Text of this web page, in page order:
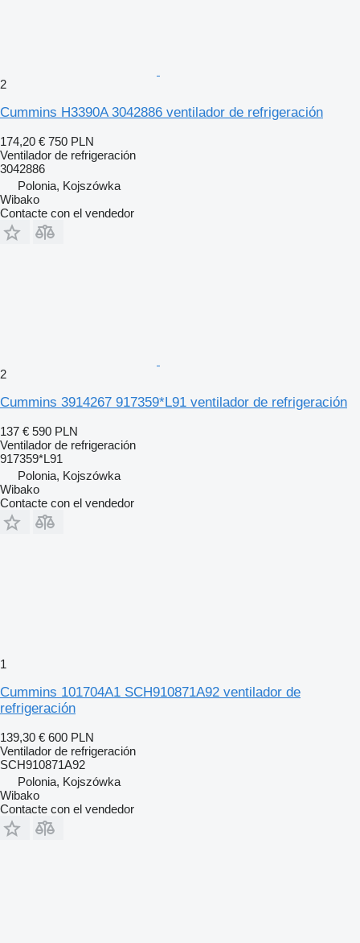
2
Cummins H3390A 3042886 ventilador de refrigeración
174,20 € 750 PLN
Ventilador de refrigeración
3042886
Polonia, Kojszówka
Wibako
Contacte con el vendedor
2
Cummins 3914267 917359*L91 ventilador de refrigeración
137 € 590 PLN
Ventilador de refrigeración
917359*L91
Polonia, Kojszówka
Wibako
Contacte con el vendedor
1
Cummins 101704A1 SCH910871A92 ventilador de
refrigeración
139,30 € 600 PLN
Ventilador de refrigeración
SCH910871A92
Polonia, Kojszówka
Wibako
Contacte con el vendedor